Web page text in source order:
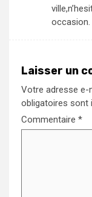
occasion.
Laisser un
Votre adresse e-
obligatoires sont
Commentaire *